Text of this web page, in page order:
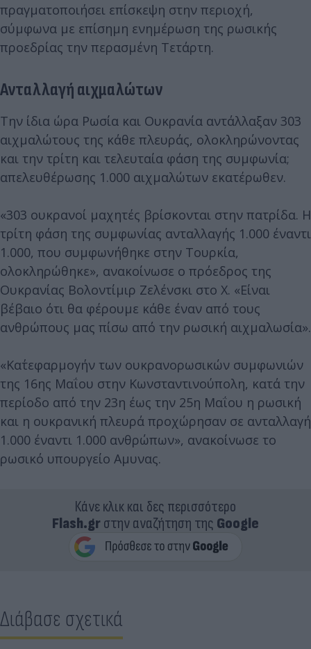
πραγματοποιήσει επίσκεψη στην περιοχή,
σύμφωνα με επίσημη ενημέρωση της ρωσικής
προεδρίας την περασμένη Τετάρτη.
Ανταλλαγή αιχμαλώτων
Την ίδια ώρα Ρωσία και Ουκρανία αντάλλαξαν 303
αιχμαλώτους της κάθε πλευράς, ολοκληρώνοντας
και την τρίτη και τελευταία φάση της συμφωνία;
απελευθέρωσης 1.000 αιχμαλώτων εκατέρωθεν.
«303 ουκρανοί μαχητές βρίσκονται στην πατρίδα. Η
τρίτη φάση της συμφωνίας ανταλλαγής 1.000 έναντι
1.000, που συμφωνήθηκε στην Τουρκία,
ολοκληρώθηκε», ανακοίνωσε ο πρόεδρος της
Ουκρανίας Βολοντίμιρ Ζελένσκι στο Χ. «Είναι
βέβαιο ότι θα φέρουμε κάθε έναν από τους
ανθρώπους μας πίσω από την ρωσική αιχμαλωσία».
«Κατ΄εφαρμογήν των ουκρανορωσικών συμφωνιών
της 16ης Μαΐου στην Κωνσταντινούπολη, κατά την
περίοδο από την 23η έως την 25η Μαΐου η ρωσική
και η ουκρανική πλευρά προχώρησαν σε ανταλλαγή
1.000 έναντι 1.000 ανθρώπων», ανακοίνωσε το
ρωσικό υπουργείο Αμυνας.
Κάνε κλικ και δες περισσότερο
Flash.grστην αναζήτηση της Google
Διάβασε σχετικά